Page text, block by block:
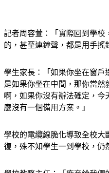
記者周容萱：「實際回到學校
的，甚至連鐘聲，都是用手搖
學生家長：「如果你坐在窗戶
是如果你坐在中間，那你當
啊，如果你沒有辦法確定，今
麼沒有一個備用方案。」
學校的電纜線脆化導致全校大
復，殊不知學生一到學校，仍